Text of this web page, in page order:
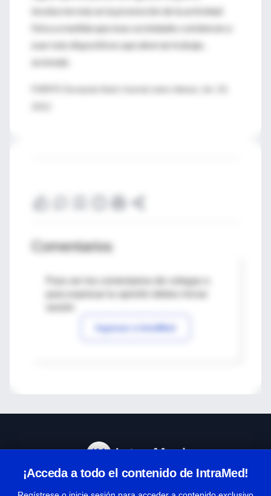
involucren más en la promoción de la actividad
física a medida que esas sociedades comiencen a
usar más dispositivos que ahorran trabajo,
aconsejó.
Comentarios
Para ver los comentarios de colegas o
Ingresar a IntraMed
¡Acceda a todo el contenido de IntraMed!